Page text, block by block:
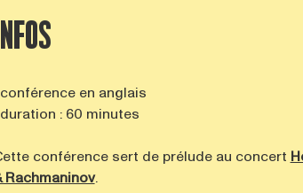
INFOS
conférence en anglais
duration : 60 minutes
conférence sert de prélude au concert
Rachmaninov.